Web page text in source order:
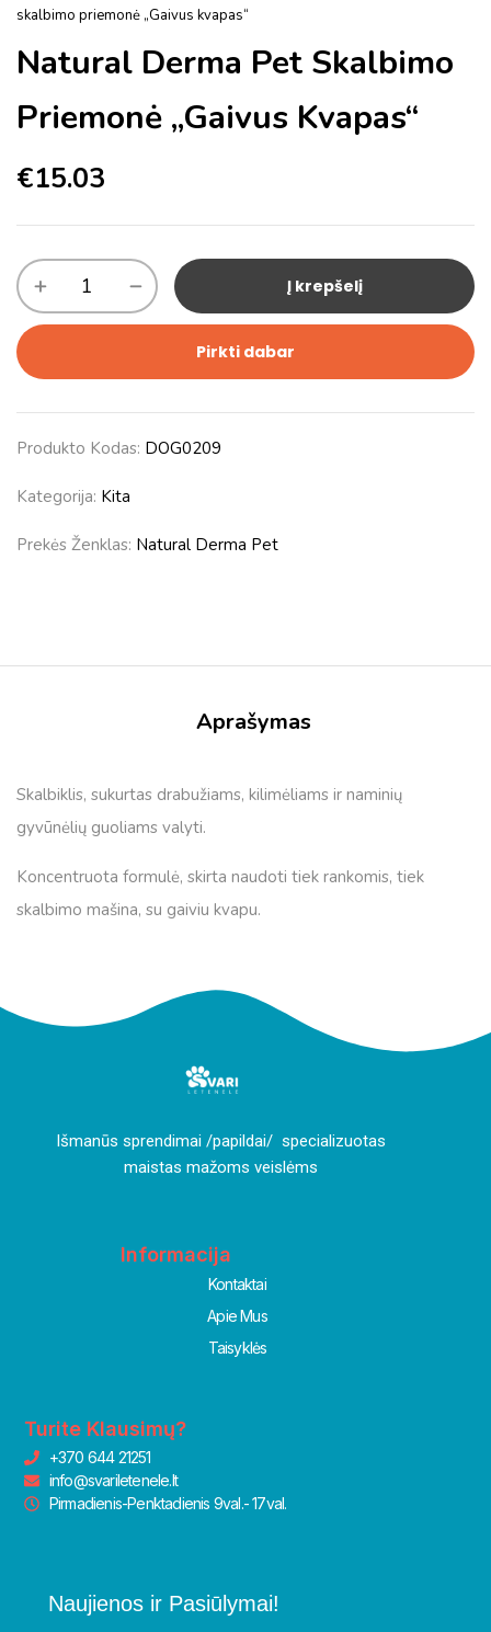
skalbimo priemonė „Gaivus kvapas“
Natural Derma Pet Skalbimo
Priemonė „Gaivus Kvapas“
€15.03
Į krepšelį
Pirkti dabar
Produkto Kodas: DOG0209
Kategorija: Kita
Prekės Ženklas: Natural Derma Pet
Aprašymas
Skalbiklis, sukurtas drabužiams, kilimėliams ir naminių
gyvūnėlių guoliams valyti.
Koncentruota formulė, skirta naudoti tiek rankomis, tiek
skalbimo mašina, su gaiviu kvapu.
Išmanūs sprendimai /papildai/ specializuotas
maistas mažoms veislėms
Informacija
Kontaktai
Apie Mus
Taisyklės
Turite Klausimų?
+370 644 21251
info@svariletenele.lt
Pirmadienis-Penktadienis 9val.- 17val.
Naujienos ir Pasiūlymai!